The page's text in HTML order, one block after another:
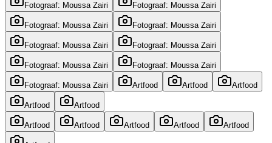
Fotograaf: Moussa Zairi Fotograaf: Moussa Zairi
Fotograaf: Moussa Zairi Fotograaf: Moussa Zairi
Fotograaf: Moussa Zairi Fotograaf: Moussa Zairi
Fotograaf: Moussa Zairi Fotograaf: Moussa Zairi
Fotograaf: Moussa Zairi Artfood Artfood Artfood
Artfood Artfood
Artfood Artfood Artfood Artfood Artfood